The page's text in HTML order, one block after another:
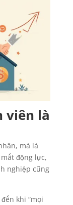
viên là
mà là
động lực,
nghiệp cũng
khi “mọi